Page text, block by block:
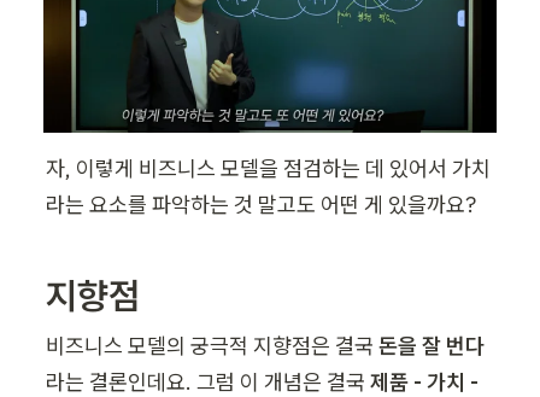
자, 이렇게 비즈니스 모델을 점검하는 데 있어서 가치
라는 요소를 파악하는 것 말고도 어떤 게 있을까요?
지향점
비즈니스 모델의 궁극적 지향점은 결국 돈을 잘 번다
라는 결론인데요. 그럼 이 개념은 결국 제품 - 가치 -